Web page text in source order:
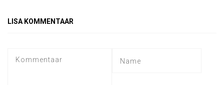
LISA KOMMENTAAR